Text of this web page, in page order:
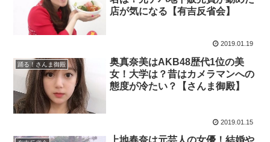
店が気になる【有吉反省会】
2019.01.19
踊る！さんま御殿
奥真奈美はAKB48歴代1位の美
女！大学は？昔はカメラマンへの
態度が冷たい？【さんま御殿】
2019.01.15